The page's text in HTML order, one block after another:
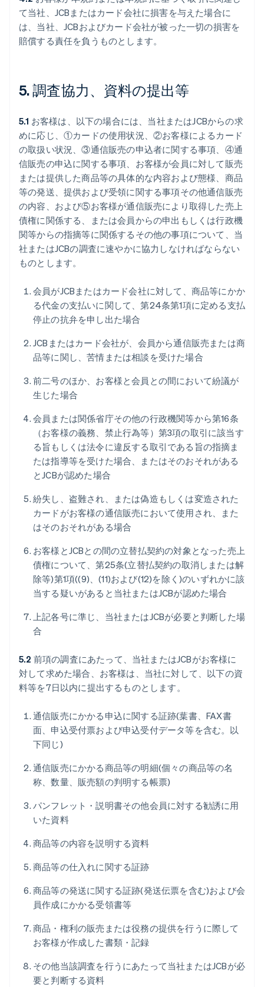
て当社、JCBまたはカード会社に損害を与えた場合に
は、当社、JCBおよびカード会社が被った一切の損害を
賠償する責任を負うものとします。
5. 調査協力、資料の提出等
5.1 お客様は、以下の場合には、当社またはJCBからの求
めに応じ、①カードの使用状況、②お客様によるカード
の取扱い状況、③通信販売の申込者に関する事項、④通
信販売の申込に関する事項、お客様が会員に対して販売
または提供した商品等の具体的な内容および態様、商品
等の発送、提供および受領に関する事項その他通信販売
の内容、および⑤お客様が通信販売により取得した売上
債権に関係する、または会員からの申出もしくは行政機
関等からの指摘等に関係するその他の事項について、当
社またはJCBの調査に速やかに協力しなければならない
ものとします。
会員がJCBまたはカード会社に対して、商品等にかか
る代金の支払いに関して、第24条第1項に定める支払
停止の抗弁を申し出た場合
JCBまたはカード会社が、会員から通信販売または商
品等に関し、苦情または相談を受けた場合
前二号のほか、お客様と会員との間において紛議が
生じた場合
会員または関係省庁その他の行政機関等から第16条
（お客様の義務、禁止行為等）第3項の取引に該当す
る旨もしくは法令に違反する取引である旨の指摘ま
たは指導等を受けた場合、またはそのおそれがある
とJCBが認めた場合
紛失し、盗難され、または偽造もしくは変造された
カードがお客様の通信販売において使用され、また
はそのおそれがある場合
お客様とJCBとの間の立替払契約の対象となった売上
債権について、第25条(立替払契約の取消しまたは解
除等)第1項((9)、(11)および(12)を除く)のいずれかに該
当する疑いがあると当社またはJCBが認めた場合
上記各号に準じ、当社またはJCBが必要と判断した場
合
5.2 前項の調査にあたって、当社またはJCBがお客様に
対して求めた場合、お客様は、当社に対して、以下の資
料等を7日以内に提出するものとします。
通信販売にかかる申込に関する証跡(葉書、FAX書
面、申込受付票および申込受付データ等を含む。以
下同じ)
通信販売にかかる商品等の明細(個々の商品等の名
称、数量、販売額の判明する帳票)
パンフレット・説明書その他会員に対する勧誘に用
いた資料
商品等の内容を説明する資料
商品等の仕入れに関する証跡
商品等の発送に関する証跡(発送伝票を含む)および会
員作成にかかる受領書等
商品・権利の販売または役務の提供を行うに際して
お客様が作成した書類・記録
その他当該調査を行うにあたって当社またはJCBが必
要と判断する資料